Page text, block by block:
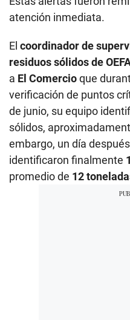
atención inmediata.
El coordinador de
residuos sólidos de
a El Comercioque
verificación de puntos
de junio, su equipo
sólidos,
embargo, un día
identificaron finalmente
promedio de 12